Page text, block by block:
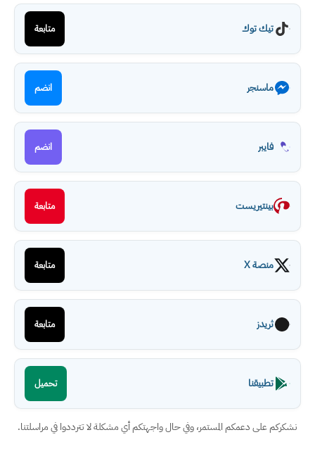
تيك توك متابعة
ماسنجر انضم
فايبر انضم
بينتيريست متابعة
منصة X متابعة
ثريدز متابعة
تطبيقنا تحميل
نشكركم على دعمكم المستمر، وفي حال واجهتكم أي مشكلة لا تترددوا في مراسلتنا.